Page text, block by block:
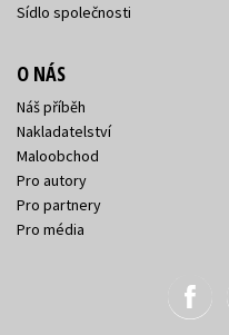
Sídlo společnosti
O NÁS
Náš příběh
Nakladatelství
Maloobchod
Pro autory
Pro partnery
Pro média